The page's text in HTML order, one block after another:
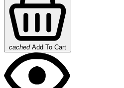
cached Add To Cart